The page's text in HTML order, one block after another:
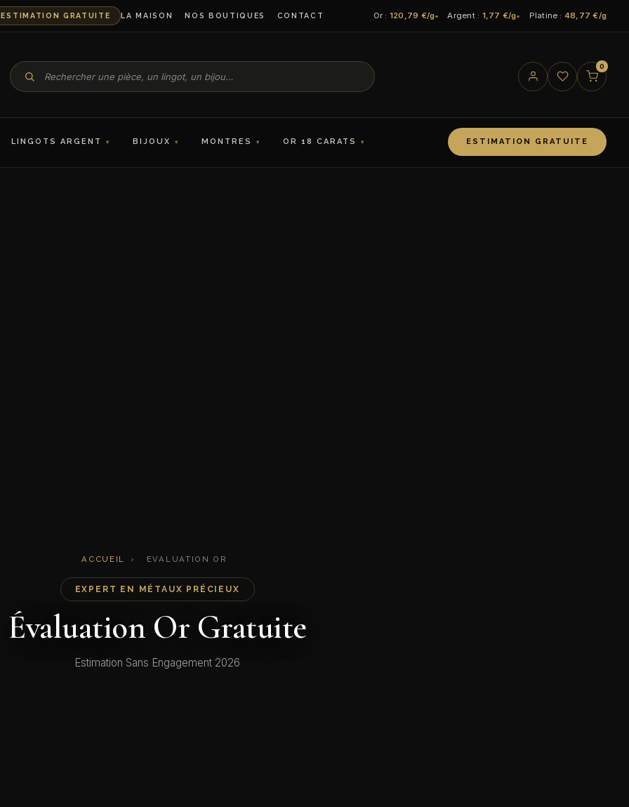
ESTIMATION GRATUITE LA MAISON NOS BOUTIQUES CONTACT Or : 120,79 €/g Argent : 1,77 €/g Platine : 48,77 €/g
0
LINGOTS ARGENT BIJOUX MONTRES OR 18 CARATS ESTIMATION GRATUITE
ACCUEIL › EVALUATION OR
EXPERT EN MÉTAUX PRÉCIEUX
Évaluation Or Gratuite
Estimation Sans Engagement 2026